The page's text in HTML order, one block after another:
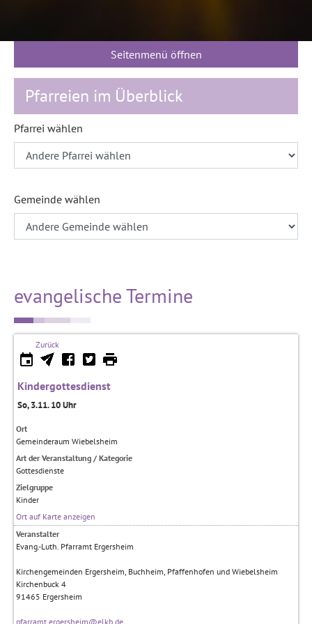
Seitenmenü öffnen
Pfarreien im Überblick
Pfarrei wählen
Gemeinde wählen
evangelische Termine
Zurück
Kindergottesdienst
So, 3.11. 10 Uhr
Ort
Gemeinderaum Wiebelsheim
Art der Veranstaltung / Kategorie
Gottesdienste
Zielgruppe
Kinder
Ort auf Karte anzeigen
Veranstalter
Evang.-Luth. Pfarramt Ergersheim
Kirchengemeinden Ergersheim, Buchheim, Pfaffenhofen und Wiebelsheim
Kirchenbuck 4
91465 Ergersheim
pfarramt.ergersheim@elkb.de